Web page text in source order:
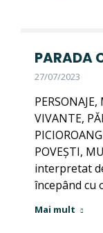
PARADA
27/07/2023
VIVANTE,
POVEȘTI,
interpretat
începând cu
Mai mult